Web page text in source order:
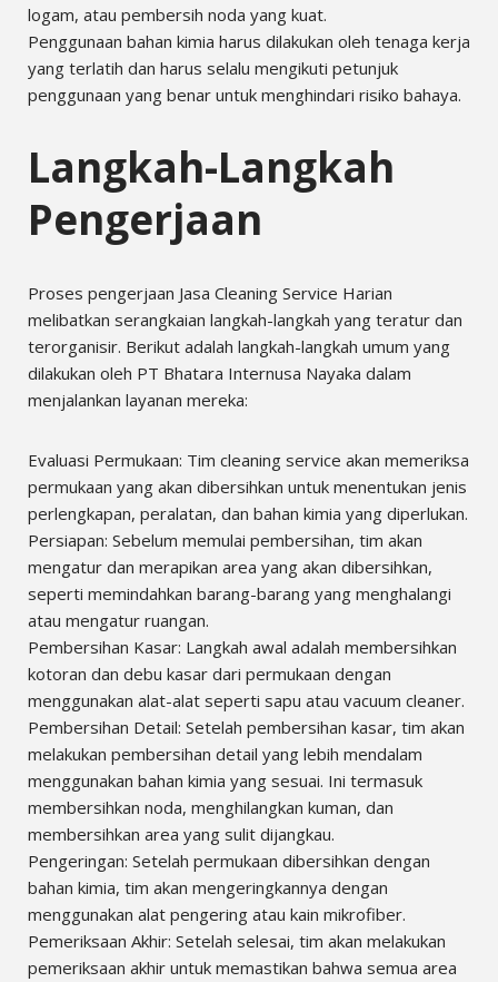
logam, atau pembersih noda yang kuat.
Penggunaan bahan kimia harus dilakukan oleh tenaga kerja
yang terlatih dan harus selalu mengikuti petunjuk
penggunaan yang benar untuk menghindari risiko bahaya.
Langkah-Langkah
Pengerjaan
Proses pengerjaan Jasa Cleaning Service Harian
melibatkan serangkaian langkah-langkah yang teratur dan
terorganisir. Berikut adalah langkah-langkah umum yang
dilakukan oleh PT Bhatara Internusa Nayaka dalam
menjalankan layanan mereka:
Evaluasi Permukaan: Tim cleaning service akan memeriksa
permukaan yang akan dibersihkan untuk menentukan jenis
perlengkapan, peralatan, dan bahan kimia yang diperlukan.
Persiapan: Sebelum memulai pembersihan, tim akan
mengatur dan merapikan area yang akan dibersihkan,
seperti memindahkan barang-barang yang menghalangi
atau mengatur ruangan.
Pembersihan Kasar: Langkah awal adalah membersihkan
kotoran dan debu kasar dari permukaan dengan
menggunakan alat-alat seperti sapu atau vacuum cleaner.
Pembersihan Detail: Setelah pembersihan kasar, tim akan
melakukan pembersihan detail yang lebih mendalam
menggunakan bahan kimia yang sesuai. Ini termasuk
membersihkan noda, menghilangkan kuman, dan
membersihkan area yang sulit dijangkau.
Pengeringan: Setelah permukaan dibersihkan dengan
bahan kimia, tim akan mengeringkannya dengan
menggunakan alat pengering atau kain mikrofiber.
Pemeriksaan Akhir: Setelah selesai, tim akan melakukan
pemeriksaan akhir untuk memastikan bahwa semua area